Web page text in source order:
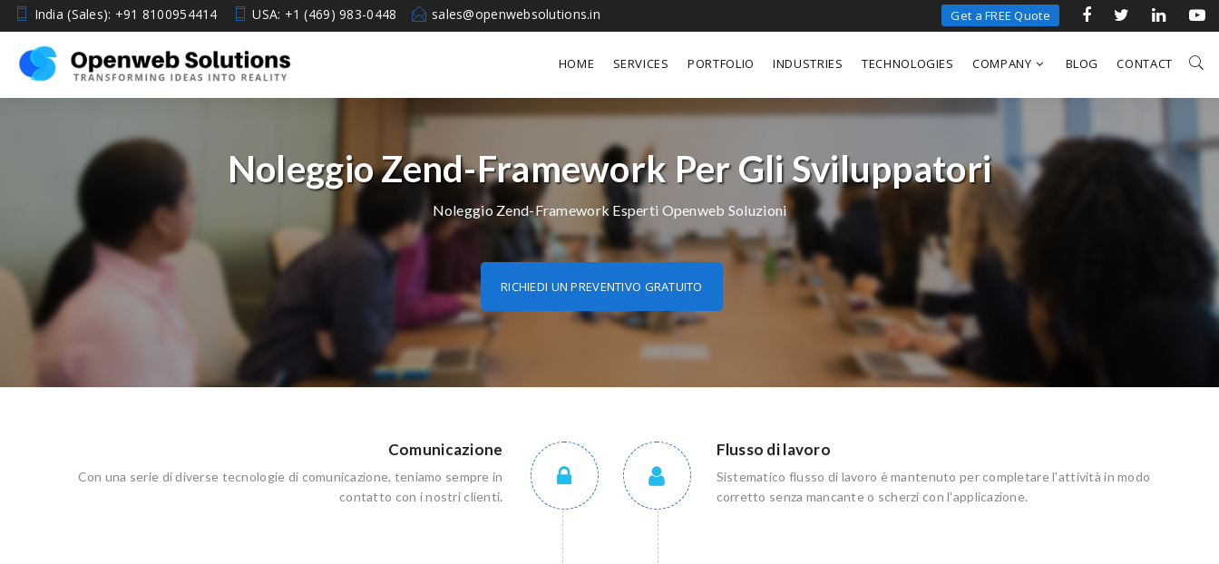
India (Sales): +91 8100954414 USA: +1 (469) 983-0448 sales@openwebsolutions.in Get a FREE Quote
HOME SERVICES PORTFOLIO INDUSTRIES TECHNOLOGIES COMPANY BLOG CONTACT
Noleggio Zend-Framework Per Gli Sviluppatori
Noleggio Zend-Framework Esperti Openweb Soluzioni
RICHIEDI UN PREVENTIVO GRATUITO
Comunicazione
Con una serie di diverse tecnologie di comunicazione, teniamo sempre in
contatto con i nostri clienti.
Flusso di lavoro
Sistematico flusso di lavoro è mantenuto per completare l'attività in modo
corretto senza mancante o scherzi con l'applicazione.